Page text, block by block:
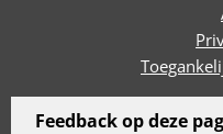
Feedback op deze